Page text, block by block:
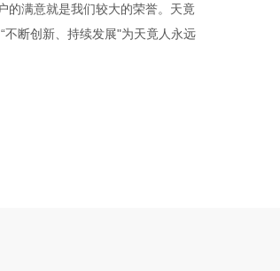
的满意就是我们较大的荣誉。天竟
不断创新、持续发展"为天竟人永远